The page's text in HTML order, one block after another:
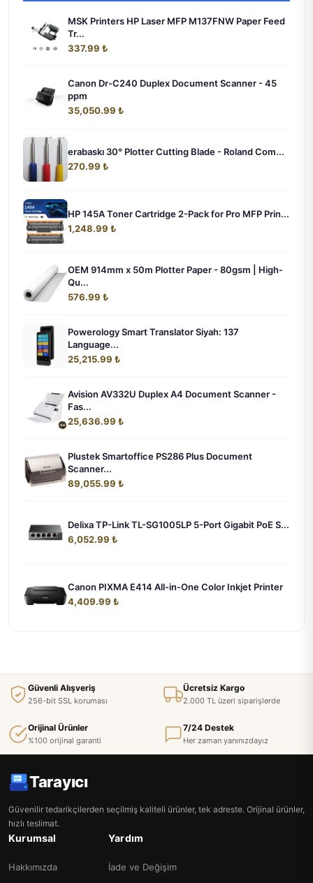
MSK Printers HP Laser MFP M137FNW Paper Feed
Tr...
337.99 ₺
Canon Dr-C240 Duplex Document Scanner - 45
ppm
35,050.99 ₺
erabaskı 30° Plotter Cutting Blade - Roland Com...
270.99 ₺
HP 145A Toner Cartridge 2-Pack for Pro MFP Prin...
1,248.99 ₺
OEM 914mm x 50m Plotter Paper - 80gsm | High-
Qu...
576.99 ₺
Powerology Smart Translator Siyah: 137
Language...
25,215.99 ₺
Avision AV332U Duplex A4 Document Scanner -
Fas...
25,636.99 ₺
Plustek Smartoffice PS286 Plus Document
Scanner...
89,055.99 ₺
Delixa TP-Link TL-SG1005LP 5-Port Gigabit PoE S...
6,052.99 ₺
Canon PIXMA E414 All-in-One Color Inkjet Printer
4,409.99 ₺
Güvenli Alışveriş
256-bit SSL koruması
Ücretsiz Kargo
2.000 TL üzeri siparişlerde
Orijinal Ürünler
%100 orijinal garanti
7/24 Destek
Her zaman yanınızdayız
Tarayıcı
Güvenilir tedarikçilerden seçilmiş kaliteli ürünler, tek adreste. Orijinal ürünler,
hızlı teslimat.
Kurumsal
Hakkımızda
Yardım
İade ve Değişim